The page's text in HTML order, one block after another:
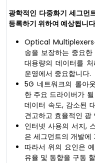
광학적인 다중화기 세그먼
등록하기 위하여 예상됩니
Optical Multiplexers
송을 보장하는 중요
대용량의 데이터를
운영에서 중요합니다.
5G 네트워크의 롤아
한 주요 드라이버가
데이터 속도, 감소된
견고하고 효율적인 광
인터넷 사용의 서지,
은 세그먼트의 개발에
따라서 위의 요인은
유율 및 동향을 구동